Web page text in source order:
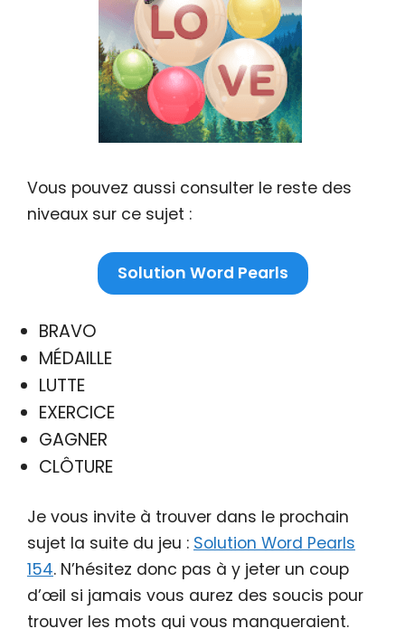
Vous pouvez aussi consulter le reste des
niveaux sur ce sujet :
Solution Word Pearls
BRAVO
MÉDAILLE
LUTTE
EXERCICE
GAGNER
CLÔTURE
Je vous invite à trouver dans le prochain
sujet la suite du jeu : Solution Word Pearls
154. N’hésitez donc pas à y jeter un coup
d’œil si jamais vous aurez des soucis pour
trouver les mots qui vous manqueraient.